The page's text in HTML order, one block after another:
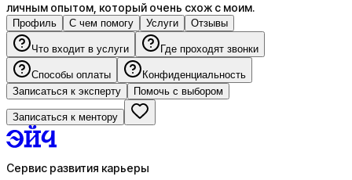
личным опытом, который очень схож с моим.
Профиль С чем помогу Услуги Отзывы
Что входит в услуги Где проходят звонки
Способы оплаты
Конфиденциальность
Записаться к эксперту
Помочь с выбором
Записаться к ментору
Сервис развития карьеры